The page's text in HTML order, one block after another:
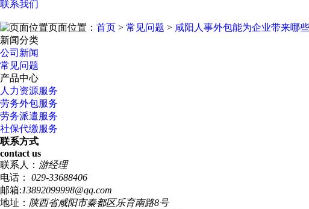
联系我们
页面位置： 首页 > 常见问题 > 咸阳人事外包能为企业带来哪
新闻分类
公司新闻
常见问题
产品中心
人力资源服务
劳务外包服务
劳务派遣服务
社保代缴服务
联系方式
contact us
联系人： 游经理
电话： 029-33688406
邮箱:13892099998@qq.com
地址： 陕西省咸阳市秦都区乐育南路8号